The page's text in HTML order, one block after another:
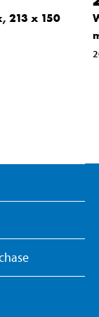
213 x 150